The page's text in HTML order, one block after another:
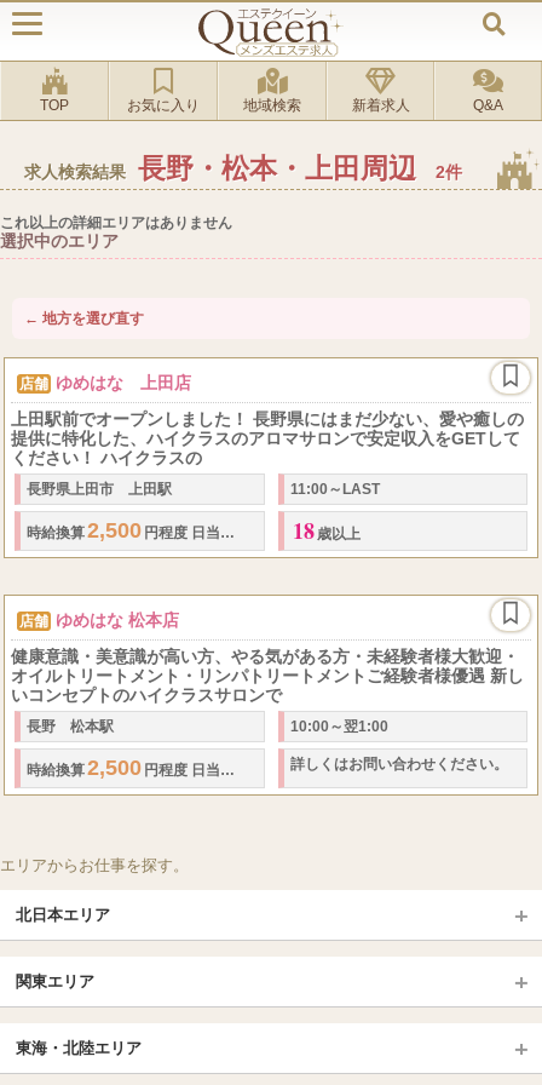
TOP お気に入り 地域検索 新着求人 Q&A
求人検索結果 長野・松本・上田周辺 2件
これ以上の詳細エリアはありません
選択中のエリア
← 地方を選び直す
店舗 ゆめはな 上田店
上田駅前でオープンしました！ 長野県にはまだ少ない、愛や癒しの
提供に特化した、ハイクラスのアロマサロンで安定収入をGETして
ください！ ハイクラスの
長野県上田市 上田駅 11:00～LAST
時給換算2,500 円程度 日当 30,000 円以上可、日払い制、時給制あり（
18 歳以上
店舗 ゆめはな 松本店
健康意識・美意識が高い方、やる気がある方・未経験者様大歓迎・
オイルトリートメント・リンパトリートメントご経験者様優遇 新し
いコンセプトのハイクラスサロンで
長野 松本駅 10:00～翌1:00
時給換算2,500 円程度 日当 30,000 円以上可 日払い制 時給制あり（
詳しくはお問い合わせください。
エリアからお仕事を探す。
北日本エリア
北海道（札幌・旭川・函館）
青森
岩手 (盛岡・北上)
福島 (いわき・郡山)
山形
関東エリア
大宮・浦和・川口 越谷・春日部
東海・北陸エリア